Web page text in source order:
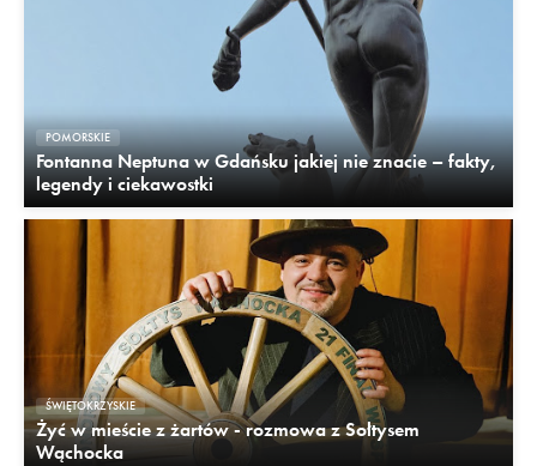
POMORSKIE
Fontanna Neptuna w Gdańsku jakiej nie znacie – fakty,
legendy i ciekawostki
ŚWIĘTOKRZYSKIE
Żyć w mieście z żartów - rozmowa z Sołtysem
Wąchocka